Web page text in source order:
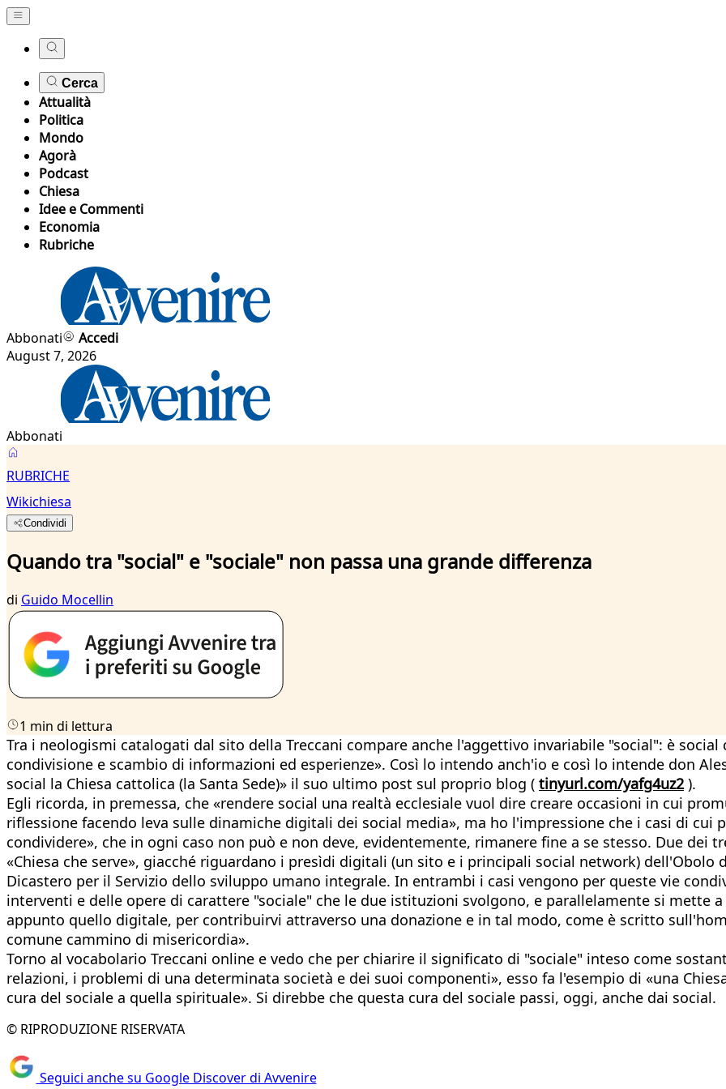
Cerca
Attualità
Politica
Mondo
Agorà
Podcast
Chiesa
Idee e Commenti
Economia
Rubriche
Abbonati
Accedi
August 7, 2026
Abbonati
RUBRICHE
Wikichiesa
Condividi
Quando tra "social" e "sociale" non passa una grande differenza
di Guido Mocellin
1 min di lettura
Tra i neologismi catalogati dal sito della Treccani compare anche l'aggettivo invariabile "social": è
condivisione e scambio di informazioni ed esperienze». Così lo intendo anch'io e così lo intende don
social la Chiesa cattolica (la Santa Sede)» il suo ultimo post sul proprio blog ( tinyurl.com/yafg4uz2).
Egli ricorda, in premessa, che «rendere social una realtà ecclesiale vuol dire creare occasioni in cui
riflessione facendo leva sulle dinamiche digitali dei social media», ma ho l'impressione che i casi di cui
condividere», che in ogni caso non può e non deve, evidentemente, rimanere fine a se stesso. Due dei
«Chiesa che serve», giacché riguardano i presìdi digitali (un sito e i principali social network)
Dicastero per il Servizio dello sviluppo umano integrale. In entrambi i casi vengono per queste vie
interventi e delle opere di carattere "sociale" che le due istituzioni svolgono, e parallelamente si mette
appunto quello digitale, per contribuirvi attraverso una donazione e in tal modo, come è scritto
comune cammino di misericordia».
Torno al vocabolario Treccani online e vedo che per chiarire il significato di "sociale" inteso come
relazioni, i problemi di una determinata società e dei suoi componenti», esso fa l'esempio di «una
cura del sociale a quella spirituale». Si direbbe che questa cura del sociale passi, oggi, anche dai social.
© RIPRODUZIONE RISERVATA
Seguici anche su Google Discover di Avvenire